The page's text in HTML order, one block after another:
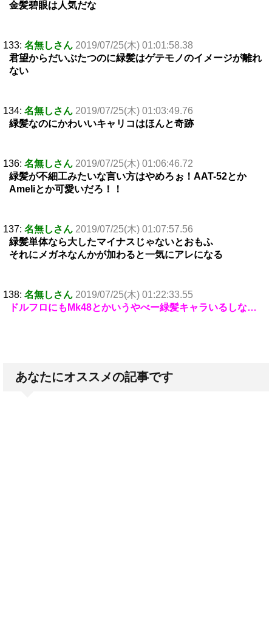
金髪碧眼は人気だな
133: 名無しさん 2019/07/25(木) 01:01:58.38
君望からだいぶたつのに緑髪はゲテモノのイメージが離れ
ない
134: 名無しさん 2019/07/25(木) 01:03:49.76
緑髪なのにかわいいキャリコはほんと奇跡
136: 名無しさん 2019/07/25(木) 01:06:46.72
緑髪が不細工みたいな言い方はやめろぉ！AAT-52とか
Ameliとか可愛いだろ！！
137: 名無しさん 2019/07/25(木) 01:07:57.56
緑髪単体なら大したマイナスじゃないとおもふ
それにメガネなんかが加わると一気にアレになる
138: 名無しさん 2019/07/25(木) 01:22:33.55
ドルフロにもMk48とかいうやべー緑髪キャラいるしな…
あなたにオススメの記事です